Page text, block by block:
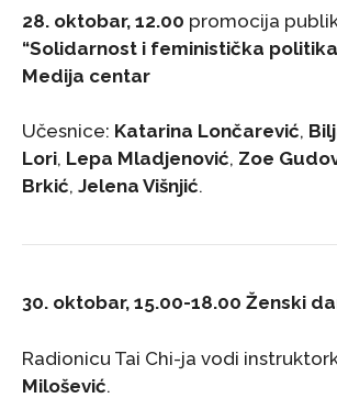
28. oktobar, 12.00 promocija
“Solidarnost i feministička
Medija centar
Učesnice: Katarina Lončarević,
Lori, Lepa Mladjenović, Zoe
Brkić, Jelena Višnjić.
30. oktobar, 15.00-18.00 Ženski
Radionicu Tai Chi-ja vodi
Milošević.